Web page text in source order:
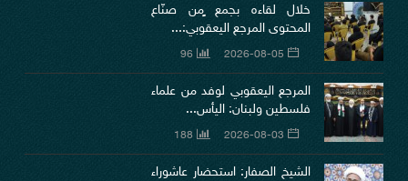
خلال لقاءه بجمع ٍمن صنّاع
المحتوى المرجع اليعقوبي:...
2026-08-05
96
المرجع اليعقوبي لوفد من علماء
فلسطين ولبنان: اليأس...
2026-08-03
188
الشيخ الصفار: استحضار عاشوراء